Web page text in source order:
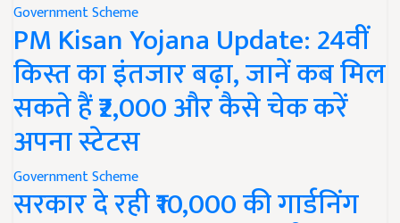
Government Scheme
PM Kisan Yojana Update: 24वीं
किस्त का इंतजार बढ़ा, जानें कब मिल
सकते हैं ₹2,000 और कैसे चेक करें
अपना स्टेटस
Government Scheme
सरकार दे रही ₹10,000 की गार्डनिंग